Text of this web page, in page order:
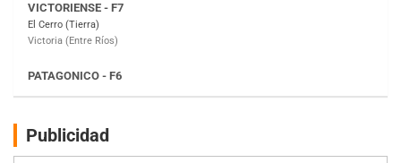
Moto Club Reginense (Tierra)
Gral. E. Godoy (Río Negro)
Juventud Unida (Tierra)
Humboldt (Santa Fe)
NORESTE SANTAFESINO - F6
Publicidad